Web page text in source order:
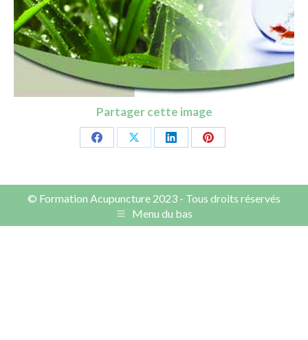
Partager cette image
Share
Facebook
Share
X
Share
LinkedIn
Share
Pinterest
© Formation Acupuncture 2023 - Tous droits réservés
Menu du bas